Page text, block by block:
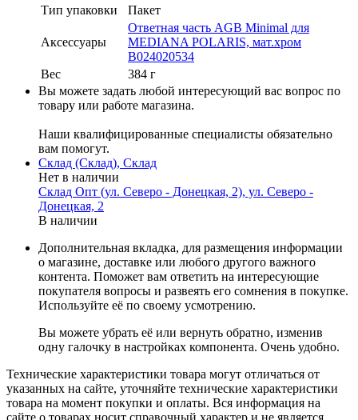
Тип упаковки Пакет
Аксессуары
Ответная часть AGB Minimal для
MEDIANA POLARIS, мат.хром
В024020534
Вес
384 г
Вы можете задать любой интересующий вас вопрос по
товару или работе магазина.
Наши квалифицированные специалисты обязательно
вам помогут.
Склад (Склад), Склад
Нет в наличии
Склад Опт (ул. Северо - Донецкая, 2), ул. Северо -
Донецкая, 2
В наличии
Дополнительная вкладка, для размещения информации
о магазине, доставке или любого другого важного
контента. Поможет вам ответить на интересующие
покупателя вопросы и развеять его сомнения в покупке.
Используйте её по своему усмотрению.
Вы можете убрать её или вернуть обратно, изменив
одну галочку в настройках компонента. Очень удобно.
Технические характеристики товара могут отличаться от
указанных на сайте, уточняйте технические характеристики
товара на момент покупки и оплаты. Вся информация на
сайте о товарах носит справочный характер и не является